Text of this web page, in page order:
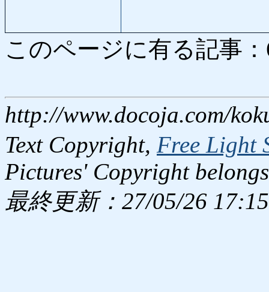
このページに有る記事
http://www.docoja.com/
Text Copyright, Free Light
Pictures' Copyright
最終更新：27/05/26 17:15